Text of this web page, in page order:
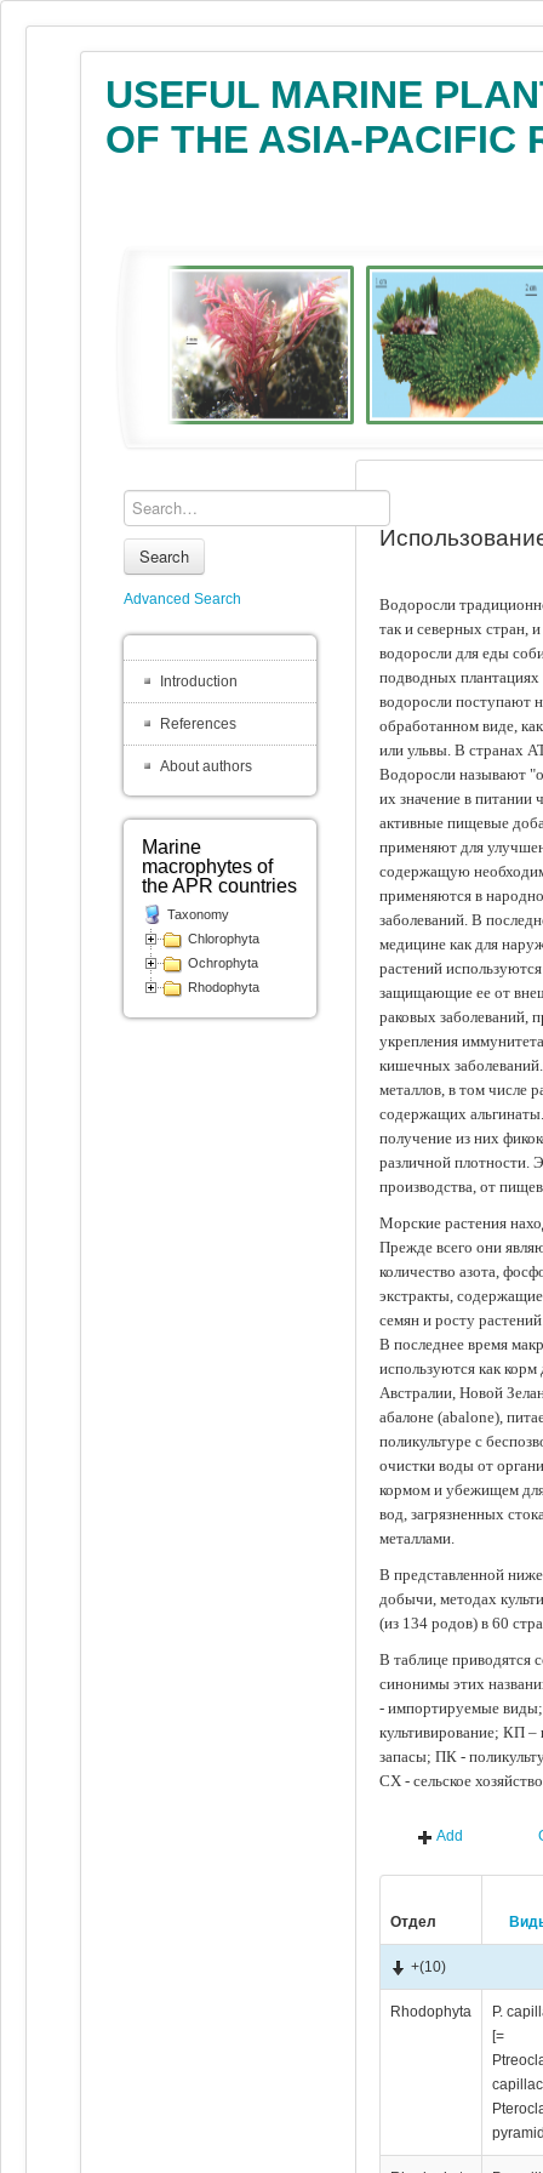
USEFUL MARINE
OF THE ASIA-PACIFIC
Водоросли
так и северных стран,
водоросли для еды
подводных
водоросли поступают
обработанном виде,
или ульвы. В странах
Водоросли называют
их значение в питании
активные пищевые
применяют для
содержащую
применяются в
заболеваний. В
медицине как для
растений
защищающие ее от
раковых заболеваний,
укрепления
кишечных
металлов, в том числе
содержащих
получение из них
различной плотности.
производства, от
Морские растения
Прежде всего они
количество азота,
экстракты,
семян и росту
В последнее время
используются как
Австралии, Новой
абалоне (abalone),
поликультуре с
очистки воды от
кормом и убежищем
вод, загрязненных
металлами.
В представленной
добычи, методах
(из 134 родов) в 60
В таблице приводятся
синонимы этих
- импортируемые
культивирование; КП
запасы; ПК -
СХ - сельское
Add
Отдел
+(10)
Rhodophyta
P.
[=
Search
Advanced Search
Introduction
References
About authors
Marine
macrophytes of
the APR countries
Taxonomy
Chlorophyta
Ochrophyta
Rhodophyta